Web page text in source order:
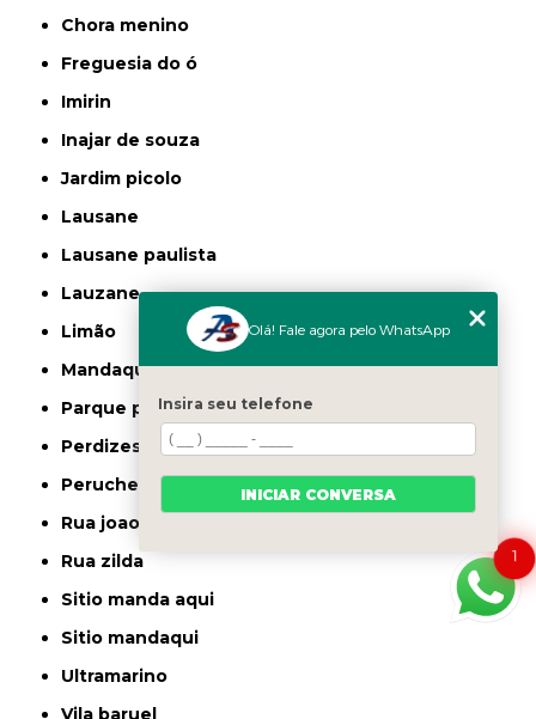
chora menino
freguesia do ó
imirin
inajar de souza
jardim picolo
lausane
lausane paulista
lauzane
limão
mandaqui
parque peruche
perdizes
peruche
rua joao ruthe
rua zilda
sitio manda aqui
sitio mandaqui
ultramarino
vila baruel
1
Olá! Fale agora pelo WhatsApp
Insira seu telefone
INICIAR CONVERSA